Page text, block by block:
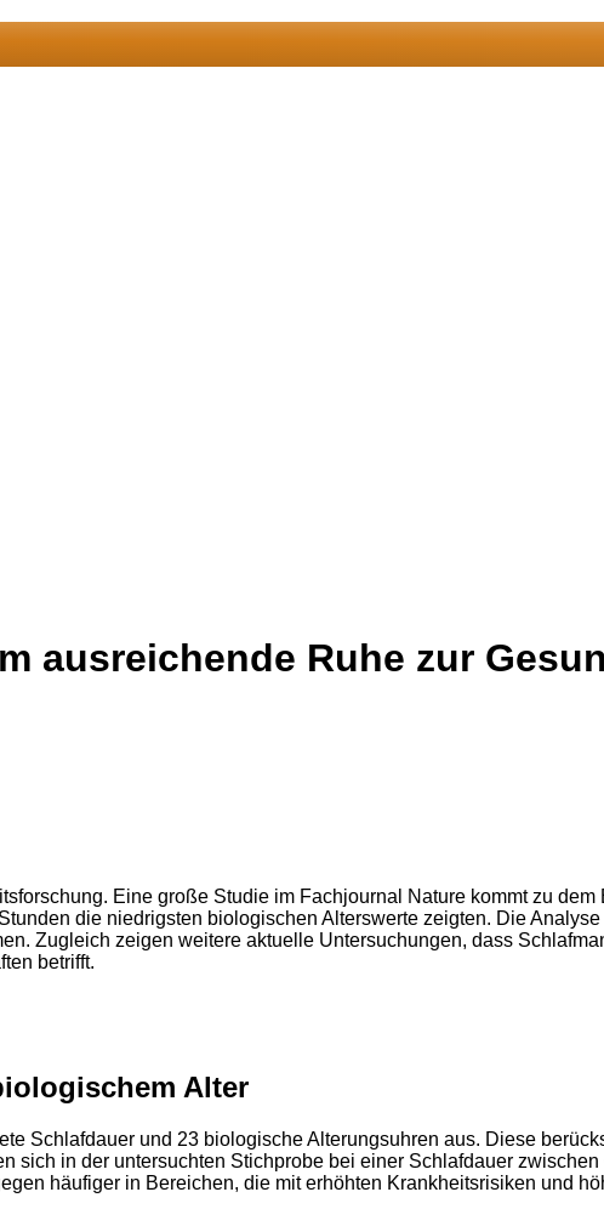
ausreichende Ruhe zur
Eine große Studie im Fachjournal Nature kommt zu
die niedrigsten biologischen Alterswerte zeigten. Die
Zugleich zeigen weitere aktuelle Untersuchungen, dass
betrifft.
Alter
Schlafdauer und 23 biologische Alterungsuhren aus. Diese
sich in der untersuchten Stichprobe bei einer Schlafdauer
häufiger in Bereichen, die mit erhöhten Krankheitsrisiken und